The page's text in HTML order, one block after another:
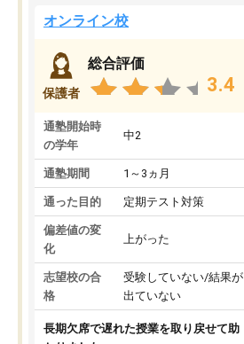
オンライン校
保護者
総合評価
3.4
通塾開始時
の学年
中2
通塾期間 1～3ヵ月
通った目的 定期テスト対策
偏差値の変
化
上がった
志望校の合
格
受験していない/結果が
出ていない
長期欠席で遅れた授業を取り戻せて助